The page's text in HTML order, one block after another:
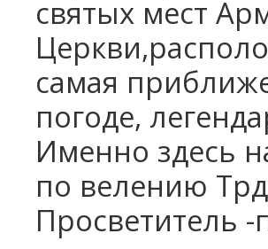
святых мест
самая
погоде,
Именно здесь
по велению
Просветитель